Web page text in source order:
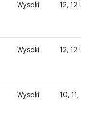
Wysoki 12, 12 L
Wysoki 12, 12 L
Wysoki 10, 11,